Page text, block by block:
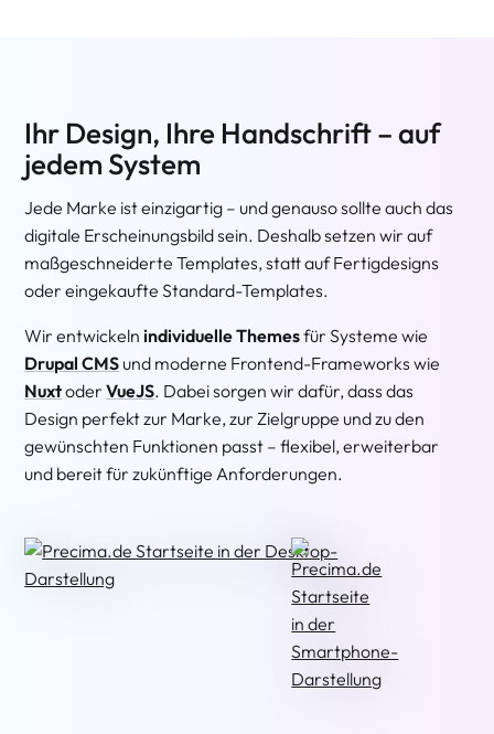
Ihr Design, Ihre Handschrift – auf
jedem System
Jede Marke ist einzigartig – und genauso sollte auch das
digitale Erscheinungsbild sein. Deshalb setzen wir auf
maßgeschneiderte Templates, statt auf Fertigdesigns
oder eingekaufte Standard-Templates.
Wir entwickelnindividuelle Themesfür Systeme wie
Drupal CMS und moderne Frontend-Frameworks wie
NuxtoderVueJS. Dabei sorgen wir dafür, dass das
Design perfekt zur Marke, zur Zielgruppe und zu den
gewünschten Funktionen passt – flexibel, erweiterbar
und bereit für zukünftige Anforderungen.